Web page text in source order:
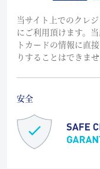
当サイト上でのクレ
にご利用頂けます。
トカードの情報に直
りすることはできませ
安全